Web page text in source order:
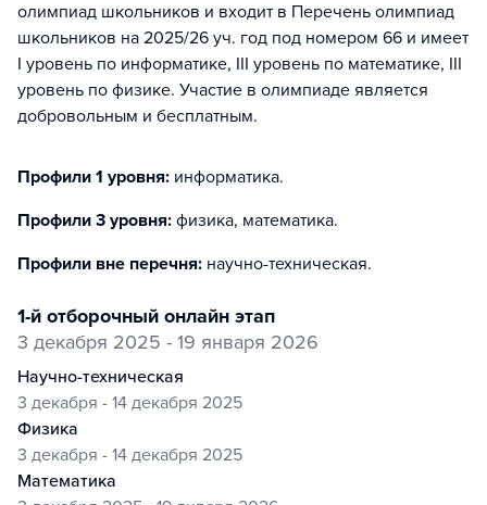
олимпиад школьников и входит в Перечень олимпиад
школьников на 2025/26 уч. год под номером 66 и имеет
I уровень по информатике, III уровень по математике, III
уровень по физике. Участие в олимпиаде является
добровольным и бесплатным.
Профили 1 уровня: информатика.
Профили 3 уровня: физика, математика.
Профили вне перечня: научно-техническая.
1-й отборочный онлайн этап
3 декабря 2025 - 19 января 2026
научно-техническая
3 декабря - 14 декабря 2025
физика
3 декабря - 14 декабря 2025
математика